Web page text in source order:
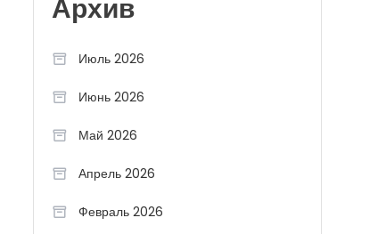
Архив
Июль 2026
Июнь 2026
Май 2026
Апрель 2026
Февраль 2026